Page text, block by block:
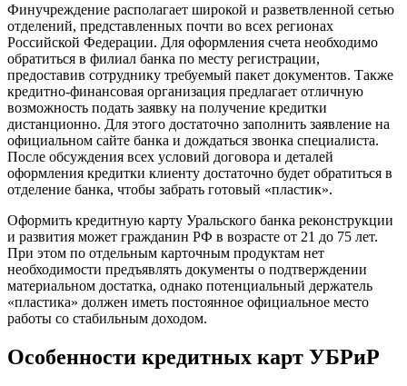
Финучреждение располагает широкой и разветвленной сетью
отделений, представленных почти во всех регионах
Российской Федерации. Для оформления счета необходимо
обратиться в филиал банка по месту регистрации,
предоставив сотруднику требуемый пакет документов. Также
кредитно-финансовая организация предлагает отличную
возможность подать заявку на получение кредитки
дистанционно. Для этого достаточно заполнить заявление на
официальном сайте банка и дождаться звонка специалиста.
После обсуждения всех условий договора и деталей
оформления кредитки клиенту достаточно будет обратиться в
отделение банка, чтобы забрать готовый «пластик».
Оформить кредитную карту Уральского банка реконструкции
и развития может гражданин РФ в возрасте от 21 до 75 лет.
При этом по отдельным карточным продуктам нет
необходимости предъявлять документы о подтверждении
материальном достатка, однако потенциальный держатель
«пластика» должен иметь постоянное официальное место
работы со стабильным доходом.
Особенности кредитных карт УБРиР